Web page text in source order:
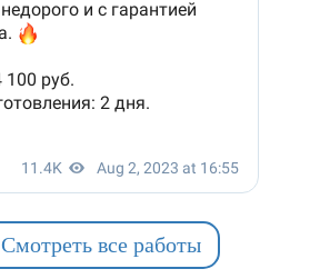
Смотреть все работы